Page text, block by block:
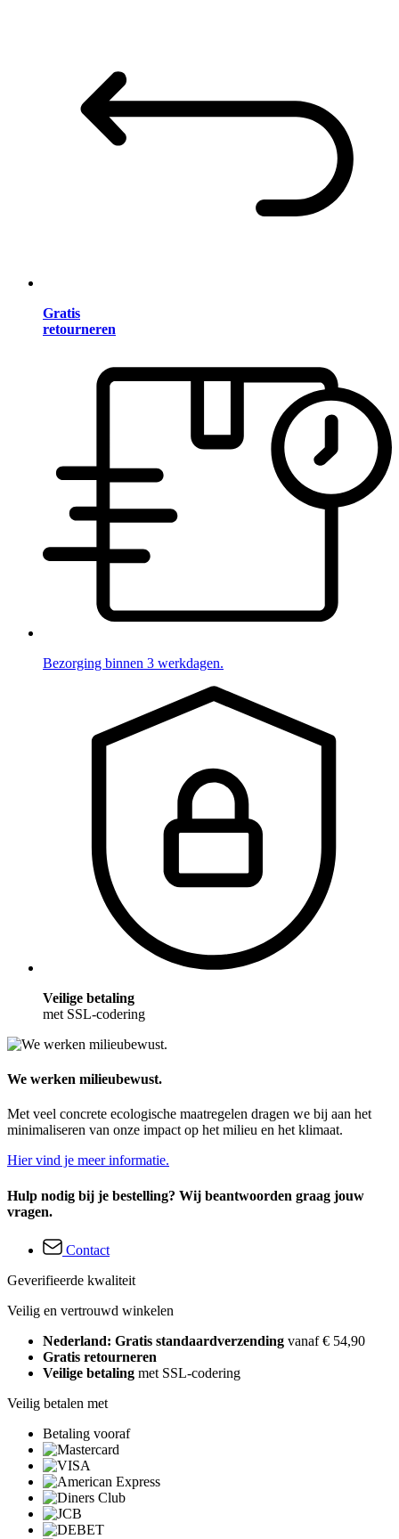
Gratis
retourneren
Bezorging binnen 3 werkdagen.
Veilige betaling
met SSL-codering
We werken milieubewust.
Met veel concrete ecologische maatregelen dragen we bij aan het
minimaliseren van onze impact op het milieu en het klimaat.
Hier vind je meer informatie.
Hulp nodig bij je bestelling? Wij beantwoorden graag jouw
vragen.
Contact
Geverifieerde kwaliteit
Veilig en vertrouwd winkelen
Nederland: Gratis standaardverzending vanaf € 54,90
Gratis retourneren
Veilige betaling met SSL-codering
Veilig betalen met
Betaling vooraf